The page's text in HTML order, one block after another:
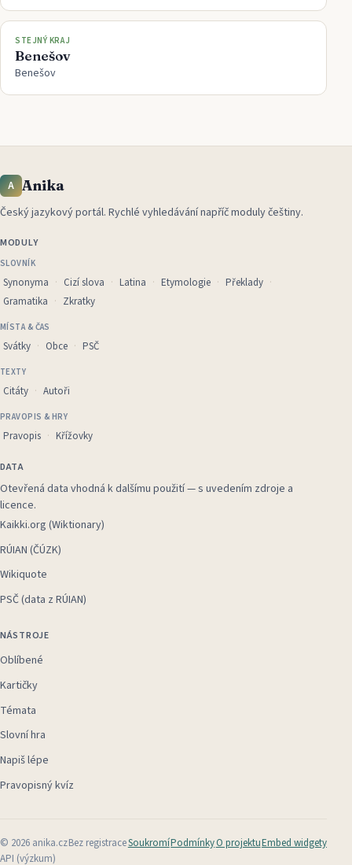
STEJNÝ KRAJ
Benešov
Benešov
A Anika
Český jazykový portál. Rychlé vyhledávání napříč moduly češtiny.
MODULY
SLOVNÍK
Synonyma Cizí slova Latina Etymologie
Překlady
Gramatika
Zkratky
MÍSTA & ČAS
Svátky Obce PSČ
TEXTY
Citáty Autoři
PRAVOPIS & HRY
Pravopis Křížovky
DATA
Otevřená data vhodná k dalšímu použití — s uvedením zdroje a
licence.
Kaikki.org (Wiktionary)
RÚIAN (ČÚZK)
Wikiquote
PSČ (data z RÚIAN)
NÁSTROJE
Oblíbené
Kartičky
Témata
Slovní hra
Napiš lépe
Pravopisný kvíz
© 2026 anika.czBez registraceSoukromíPodmínkyO projektuEmbed widgety
API (výzkum)